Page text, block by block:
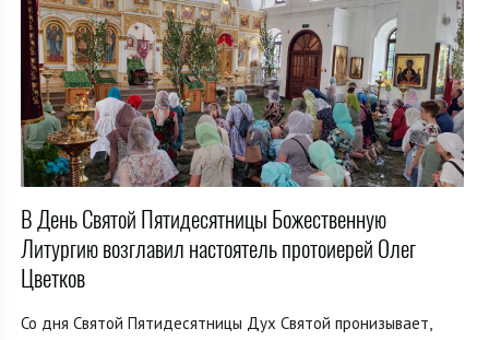
В День Святой Пятидесятницы Божественную
Литургию возглавил настоятель протоиерей Олег
Цветков
Со дня Святой Пятидесятницы Дух Святой пронизывает,